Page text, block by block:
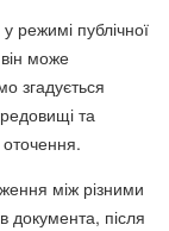
режимі публічної
може
згадується
та
між різними
документа, після